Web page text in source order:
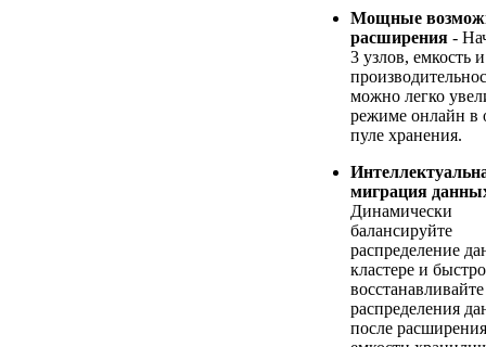
Мощные
расширения -
3 узлов, емкость и
можно легко
режиме онлайн в
пуле хранения.
миграция
Динамически
балансируйте
распределение
кластере и быстро
распределения
после расширения